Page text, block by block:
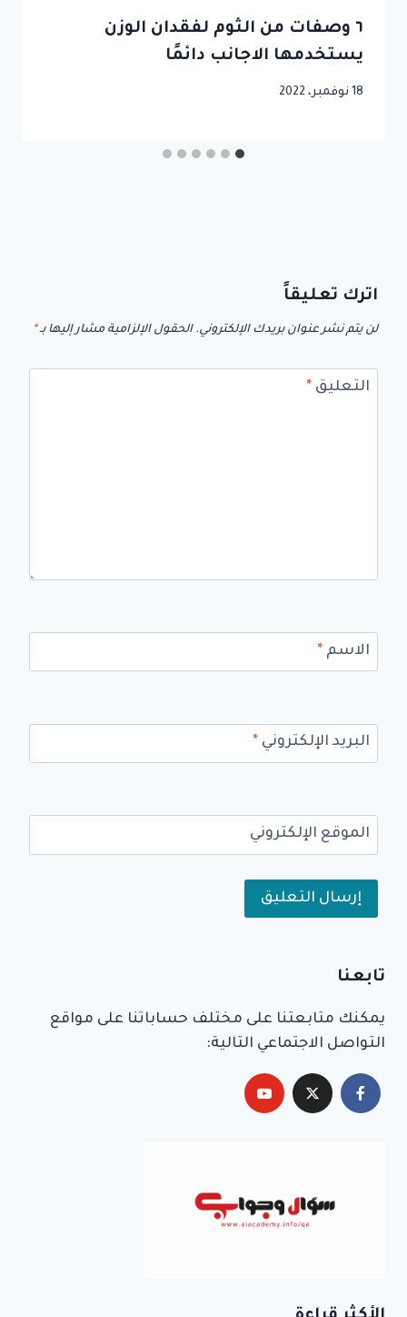
٦ وصفات من الثوم لفقدان الوزن
يستخدمها الاجانب دائمًا
18 نوفمبر، 2022
اترك تعليقاً
لن يتم نشر عنوان بريدك الإلكتروني. الحقول الإلزامية مشار إليها بـ*
التعليق *
الاسم *
البريد الإلكتروني *
الموقع الإلكتروني
تابعنا
يمكنك متابعتنا على مختلف حساباتنا على مواقع
التواصل الاجتماعي التالية: